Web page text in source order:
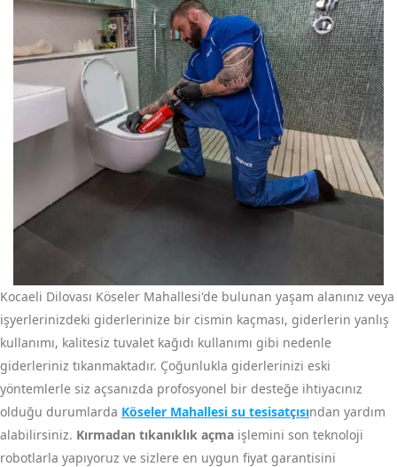
Kocaeli Dilovası Köseler Mahallesi'de bulunan yaşam alanınız veya
işyerlerinizdeki giderlerinize bir cismin kaçması, giderlerin yanlış
kullanımı, kalitesiz tuvalet kağıdı kullanımı gibi nedenle
giderleriniz tıkanmaktadır. Çoğunlukla giderlerinizi eski
yöntemlerle siz açsanızda profosyonel bir desteğe ihtiyacınız
olduğu durumlarda Köseler Mahallesi su tesisatçısından yardım
alabilirsiniz. Kırmadan tıkanıklık açma işlemini son teknoloji
robotlarla yapıyoruz ve sizlere en uygun fiyat garantisini